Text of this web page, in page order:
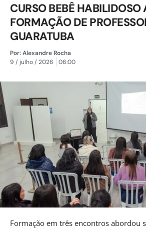
CURSO BEBÊ HABILIDOSO
FORMAÇÃO DE
GUARATUBA
Por:Alexandre Rocha
9 / julho / 2026
06:00
Formação em três encontros abordou